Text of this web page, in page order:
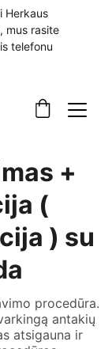
Herkaus
mus rasite
telefonu
+
(
) su
procedūra.
antakių
atsigauna ir